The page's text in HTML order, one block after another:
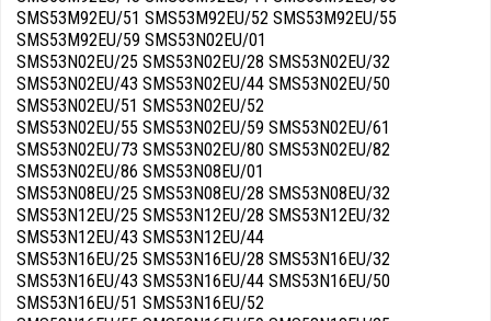
SMS53M92EU/51 SMS53M92EU/52 SMS53M92EU/55
SMS53M92EU/59 SMS53N02EU/01
SMS53N02EU/25 SMS53N02EU/28 SMS53N02EU/32
SMS53N02EU/43 SMS53N02EU/44 SMS53N02EU/50
SMS53N02EU/51 SMS53N02EU/52
SMS53N02EU/55 SMS53N02EU/59 SMS53N02EU/61
SMS53N02EU/73 SMS53N02EU/80 SMS53N02EU/82
SMS53N02EU/86 SMS53N08EU/01
SMS53N08EU/25 SMS53N08EU/28 SMS53N08EU/32
SMS53N12EU/25 SMS53N12EU/28 SMS53N12EU/32
SMS53N12EU/43 SMS53N12EU/44
SMS53N16EU/25 SMS53N16EU/28 SMS53N16EU/32
SMS53N16EU/43 SMS53N16EU/44 SMS53N16EU/50
SMS53N16EU/51 SMS53N16EU/52